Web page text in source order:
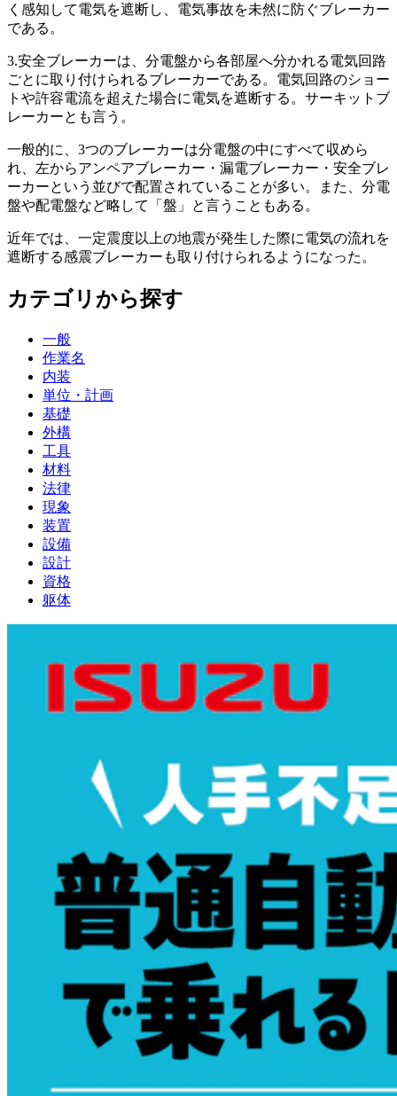
く感知して電気を遮断し、電気事故を未然に防ぐブレーカー
である。
3.安全ブレーカーは、分電盤から各部屋へ分かれる電気回路
ごとに取り付けられるブレーカーである。電気回路のショー
トや許容電流を超えた場合に電気を遮断する。サーキットブ
レーカーとも言う。
一般的に、3つのブレーカーは分電盤の中にすべて収めら
れ、左からアンペアブレーカー・漏電ブレーカー・安全ブレ
ーカーという並びで配置されていることが多い。また、分電
盤や配電盤など略して「盤」と言うこともある。
近年では、一定震度以上の地震が発生した際に電気の流れを
遮断する感震ブレーカーも取り付けられるようになった。
カテゴリから探す
一般
作業名
内装
単位・計画
基礎
外構
工具
材料
法律
現象
装置
設備
設計
資格
躯体